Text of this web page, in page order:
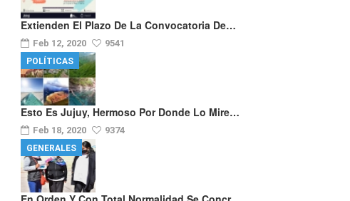
Extienden El Plazo De La Convocatoria De…
Feb 12, 2020 9541
Esto Es Jujuy, Hermoso Por Donde Lo Mire…
Feb 18, 2020 9374
POLÍTICAS
GENERALES